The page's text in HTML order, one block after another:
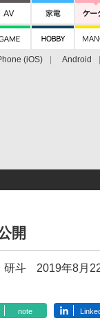
(iOS) Android
開
研斗 2019年8月
note